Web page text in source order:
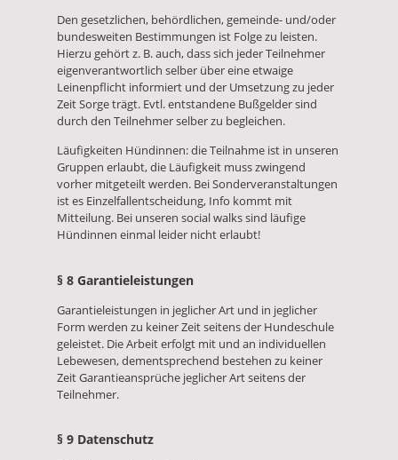
Den gesetzlichen, behördlichen, gemeinde- und/oder
bundesweiten Bestimmungen ist Folge zu leisten.
Hierzu gehört z. B. auch, dass sich jeder Teilnehmer
eigenverantwortlich selber über eine etwaige
Leinenpflicht informiert und der Umsetzung zu jeder
Zeit Sorge trägt. Evtl. entstandene Bußgelder sind
durch den Teilnehmer selber zu begleichen.
Läufigkeiten Hündinnen: die Teilnahme ist in unseren
Gruppen erlaubt, die Läufigkeit muss zwingend
vorher mitgeteilt werden. Bei Sonderveranstaltungen
ist es Einzelfallentscheidung, Info kommt mit
Mitteilung. Bei unseren social walks sind läufige
Hündinnen einmal leider nicht erlaubt!
§ 8 Garantieleistungen
Garantieleistungen in jeglicher Art und in jeglicher
Form werden zu keiner Zeit seitens der Hundeschule
geleistet. Die Arbeit erfolgt mit und an individuellen
Lebewesen, dementsprechend bestehen zu keiner
Zeit Garantieansprüche jeglicher Art seitens der
Teilnehmer.
§ 9 Datenschutz